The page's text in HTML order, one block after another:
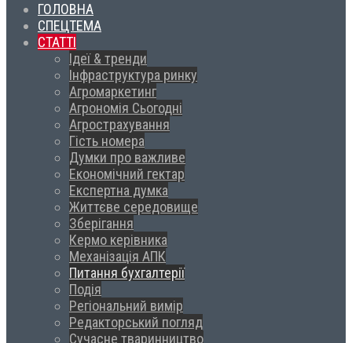
ГОЛОВНА
СПЕЦТЕМА
СТАТТІ
Ідеї & тренди
Інфраструктура ринку
Агромаркетинг
Агрономія Сьогодні
Агрострахування
Гість номера
Думки про важливе
Економічний гектар
Експертна думка
Життєве середовище
Зберігання
Кермо керівника
Механізація АПК
Питання бухгалтерії
Подія
Регіональний вимір
Редакторський погляд
Сучасне тваринництво